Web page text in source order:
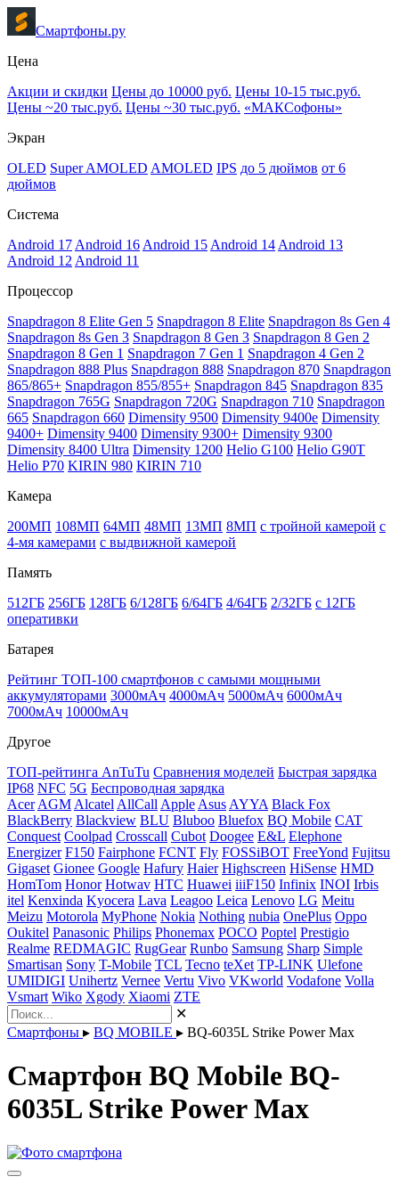
Смартфоны.ру
Цена
Акции и скидки Цены до 10000 руб. Цены 10-15 тыс.руб.
Цены ~20 тыс.руб. Цены ~30 тыс.руб. «МАКСофоны»
Экран
OLED Super AMOLED AMOLED IPS до 5 дюймов от 6
дюймов
Система
Android 17 Android 16 Android 15 Android 14 Android 13
Android 12 Android 11
Процессор
Snapdragon 8 Elite Gen 5 Snapdragon 8 Elite Snapdragon 8s Gen 4
Snapdragon 8s Gen 3 Snapdragon 8 Gen 3 Snapdragon 8 Gen 2
Snapdragon 8 Gen 1 Snapdragon 7 Gen 1 Snapdragon 4 Gen 2
Snapdragon 888 Plus Snapdragon 888 Snapdragon 870 Snapdragon
865/865+ Snapdragon 855/855+ Snapdragon 845 Snapdragon 835
Snapdragon 765G Snapdragon 720G Snapdragon 710 Snapdragon
665 Snapdragon 660 Dimensity 9500 Dimensity 9400e Dimensity
9400+ Dimensity 9400 Dimensity 9300+ Dimensity 9300
Dimensity 8400 Ultra Dimensity 1200 Helio G100 Helio G90T
Helio P70 KIRIN 980 KIRIN 710
Камера
200МП 108МП 64МП 48МП 13МП 8МП с тройной камерой с
4-мя камерами с выдвижной камерой
Память
512ГБ 256ГБ 128ГБ 6/128ГБ 6/64ГБ 4/64ГБ 2/32ГБ с 12ГБ
оперативки
Батарея
Рейтинг ТОП-100 смартфонов с самыми мощными
аккумуляторами 3000мАч 4000мАч 5000мАч 6000мАч
7000мАч 10000мАч
Другое
ТОП-рейтинга AnTuTu Сравнения моделей Быстрая зарядка
IP68 NFC 5G Беспроводная зарядка
Acer AGM Alcatel AllCall Apple Asus AYYA Black Fox
BlackBerry Blackview BLU Bluboo Bluefox BQ Mobile CAT
Conquest Coolpad Crosscall Cubot Doogee E&L Elephone
Energizer F150 Fairphone FCNT Fly FOSSiBOT FreeYond Fujitsu
Gigaset Gionee Google Hafury Haier Highscreen HiSense HMD
HomTom Honor Hotwav HTC Huawei iiiF150 Infinix INOI Irbis
itel Kenxinda Kyocera Lava Leagoo Leica Lenovo LG Meitu
Meizu Motorola MyPhone Nokia Nothing nubia OnePlus Oppo
Oukitel Panasonic Philips Phonemax POCO Poptel Prestigio
Realme REDMAGIC RugGear Runbo Samsung Sharp Simple
Smartisan Sony T-Mobile TCL Tecno teXet TP-LINK Ulefone
UMIDIGI Unihertz Vernee Vertu Vivo VKworld Vodafone Volla
Vsmart Wiko Xgody Xiaomi ZTE
✕
Смартфоны ▸ BQ MOBILE ▸ BQ-6035L Strike Power Max
Смартфон BQ Mobile BQ-
6035L Strike Power Max